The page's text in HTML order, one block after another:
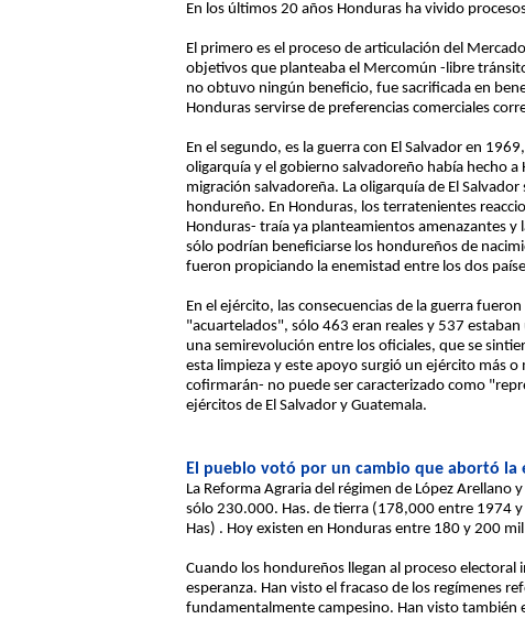
En los últimos 20 años Honduras ha vivido
El primero es el proceso de articulación del
objetivos que planteaba el Mercomún -libre
no obtuvo ningún beneficio, fue sacrificada en
Honduras servirse de preferencias comerciales
En el segundo, es la guerra con El Salvador en
oligarquía y el gobierno salvadoreño había hecho
migración salvadoreña. La oligarquía de El
hondureño. En Honduras, los terratenientes
Honduras- traía ya planteamientos amenazantes
sólo podrían beneficiarse los hondureños de
fueron propiciando la enemistad entre los dos
En el ejército, las consecuencias de la guerra
"acuartelados", sólo 463 eran reales y 537
una semirevolución entre los oficiales, que se
esta limpieza y este apoyo surgió un ejército más
cofirmarán- no puede ser caracterizado como
ejércitos de El Salvador y Guatemala.
El pueblo votó por un cambio que abortó la
La Reforma Agraria del régimen de López
sólo 230.000. Has. de tierra (178,000 entre 1974
Has) . Hoy existen en Honduras entre 180 y 200
Cuando los hondureños llegan al proceso electoral
esperanza. Han visto el fracaso de los regímenes
fundamentalmente campesino. Han visto también